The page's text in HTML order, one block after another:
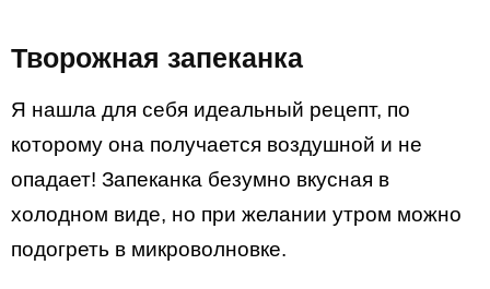
Творожная запеканка
Я нашла для себя идеальный рецепт, по
которому она получается воздушной и не
опадает! Запеканка безумно вкусная в
холодном виде, но при желании утром можно
подогреть в микроволновке.